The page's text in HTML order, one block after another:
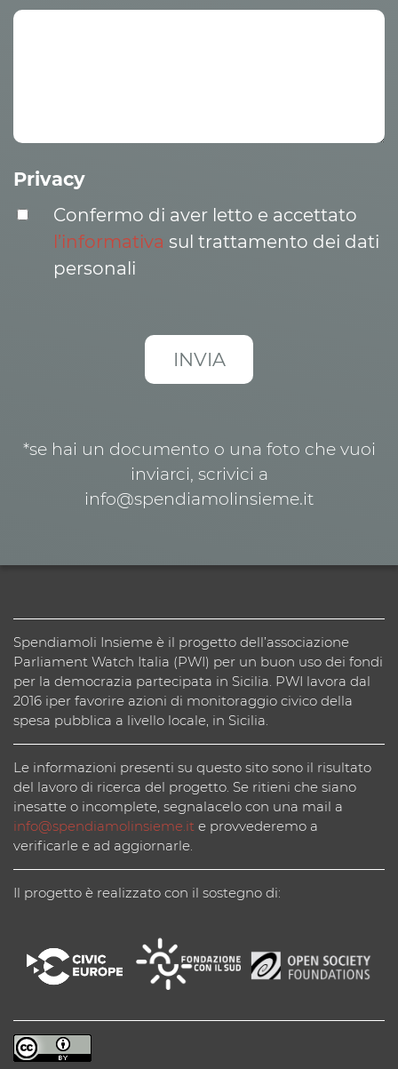
Privacy
Confermo di aver letto e accettato
l’informativa sul trattamento dei dati
personali
*se hai un documento o una foto che vuoi
inviarci, scrivici a
info@spendiamolinsieme.it
Spendiamoli Insieme è il progetto dell’associazione
Parliament Watch Italia (PWI) per un buon uso dei fondi
per la democrazia partecipata in Sicilia. PWI lavora dal
2016 iper favorire azioni di monitoraggio civico della
spesa pubblica a livello locale, in Sicilia.
Le informazioni presenti su questo sito sono il risultato
del lavoro di ricerca del progetto. Se ritieni che siano
inesatte o incomplete, segnalacelo con una mail a
info@spendiamolinsieme.it e provvederemo a
verificarle e ad aggiornarle.
Il progetto è realizzato con il sostegno di: